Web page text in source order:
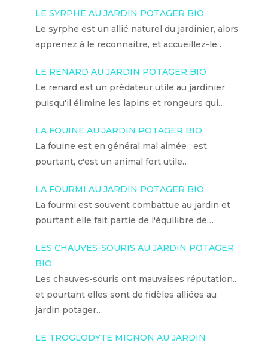
LE SYRPHE AU JARDIN POTAGER BIO
Le syrphe est un allié naturel du jardinier, alors
apprenez à le reconnaitre, et accueillez-le…
LE RENARD AU JARDIN POTAGER BIO
Le renard est un prédateur utile au jardinier
puisqu'il élimine les lapins et rongeurs qui…
LA FOUINE AU JARDIN POTAGER BIO
La fouine est en général mal aimée ; est
pourtant, c'est un animal fort utile…
LA FOURMI AU JARDIN POTAGER BIO
La fourmi est souvent combattue au jardin et
pourtant elle fait partie de l'équilibre de…
LES CHAUVES-SOURIS AU JARDIN POTAGER
BIO
Les chauves-souris ont mauvaises réputation...
et pourtant elles sont de fidèles alliées au
jardin potager…
LE TROGLODYTE MIGNON AU JARDIN